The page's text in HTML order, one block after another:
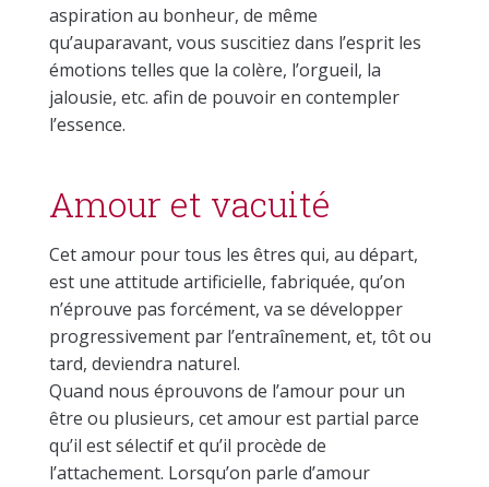
aspiration au bonheur, de même
qu’auparavant, vous suscitiez dans l’esprit les
émotions telles que la colère, l’orgueil, la
jalousie, etc. afin de pouvoir en contempler
l’essence.
Amour et vacuité
Cet amour pour tous les êtres qui, au départ,
est une attitude artificielle, fabriquée, qu’on
n’éprouve pas forcément, va se développer
progressivement par l’entraînement, et, tôt ou
tard, deviendra naturel.
Quand nous éprouvons de l’amour pour un
être ou plusieurs, cet amour est partial parce
qu’il est sélectif et qu’il procède de
l’attachement. Lorsqu’on parle d’amour